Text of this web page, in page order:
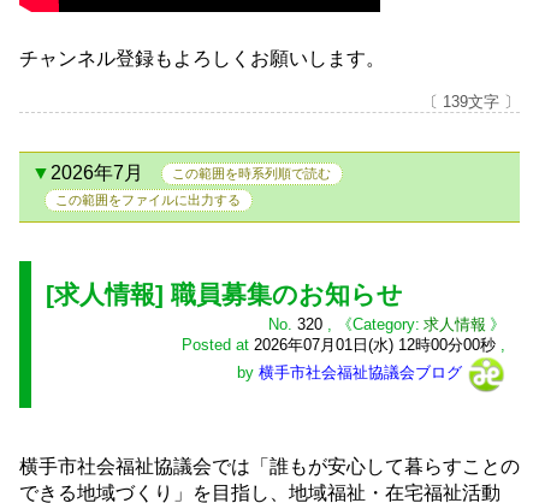
チャンネル登録もよろしくお願いします。
〔 139文字 〕
2026年7月
この範囲を時系列順で読む
この範囲をファイルに出力する
[求人情報] 職員募集のお知らせ
No. 320
求人情報
Posted at 2026年07月01日(水) 12時00分00秒
by 横手市社会福祉協議会ブログ
横手市社会福祉協議会では「誰もが安心して暮らすことの
できる地域づくり」を目指し、地域福祉・在宅福祉活動